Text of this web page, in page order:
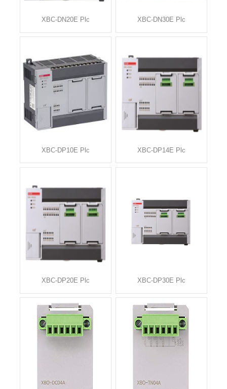
XBC-DN20E Plc XBC-DN30E Plc
XBC-DP10E Plc XBC-DP14E Plc
XBC-DP20E Plc XBC-DP30E Plc